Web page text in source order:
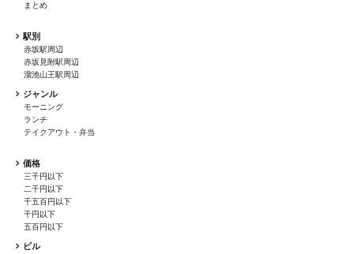
まとめ
駅別
赤坂駅周辺
赤坂見附駅周辺
溜池山王駅周辺
ジャンル
モーニング
ランチ
テイクアウト・弁当
価格
三千円以下
二千円以下
千五百円以下
千円以下
五百円以下
ビル